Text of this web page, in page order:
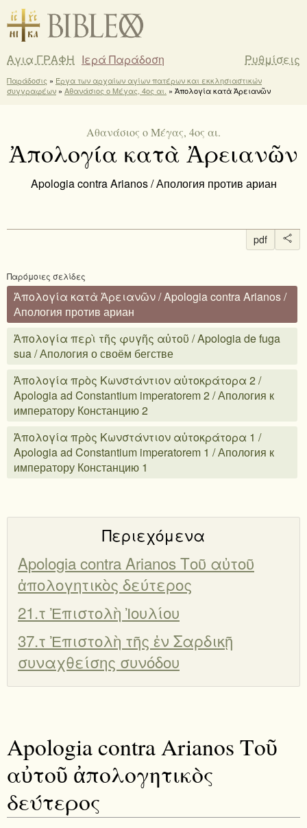
Αγια ΓΡΑΦΗ Ιερά Παράδοση Ρυθμίσεις
Παράδοσις » Έργα των αρχαίων αγίων πατέρων και εκκλησιαστικών
συγγραφέων » Αθανάσιος ο Μέγας, 4ος αι. » Ἀπολογία κατὰ Ἀρειανῶν
Αθανάσιος ο Μέγας, 4ος αι.
Ἀπολογία κατὰ Ἀρειανῶν
Apologia contra Arianos / Апология против ариан
pdf
Παρόμοιες σελίδες
Ἀπολογία κατὰ Ἀρειανῶν / Apologia contra Arianos /
Апология против ариан
Ἀπολογία περὶ τῆς φυγῆς αὐτοῦ / Apologia de fuga
sua / Апология о своём бегстве
Ἀπολογία πρὸς Κωνστάντιον αὐτοκράτορα 2 /
Apologia ad Constantium imperatorem 2 / Апология к
императору Констанцию 2
Ἀπολογία πρὸς Κωνστάντιον αὐτοκράτορα 1 /
Apologia ad Constantium imperatorem 1 / Апология к
императору Констанцию 1
Περιεχόμενα
Apologia contra Arianos Τοῦ αὐτοῦ
ἀπολογητικὸς δεύτερος
21.τ Ἐπιστολὴ Ἰουλίου
37.τ Ἐπιστολὴ τῆς ἐν Σαρδικῇ
συναχθείσης συνόδου
Apologia contra Arianos Τοῦ
αὐτοῦ ἀπολογητικὸς
δεύτερος